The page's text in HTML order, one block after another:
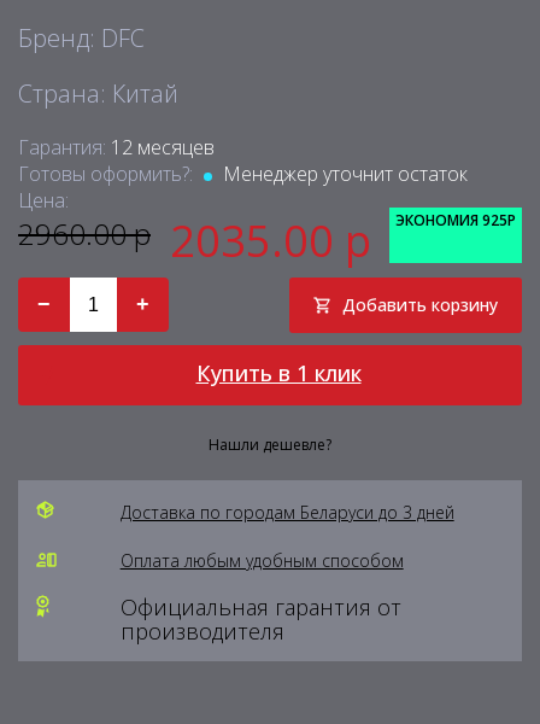
Бренд: DFC
Страна: Китай
Гарантия: 12 месяцев
Готовы оформить?:
Менеджер уточнит остаток
Цена:
2960.00 р 2035.00 р ЭКОНОМИЯ 925Р
− + Добавить корзину
Купить в 1 клик
Нашли дешевле?
Доставка по городам Беларуси до 3 дней
Оплата любым удобным способом
Официальная гарантия от
производителя